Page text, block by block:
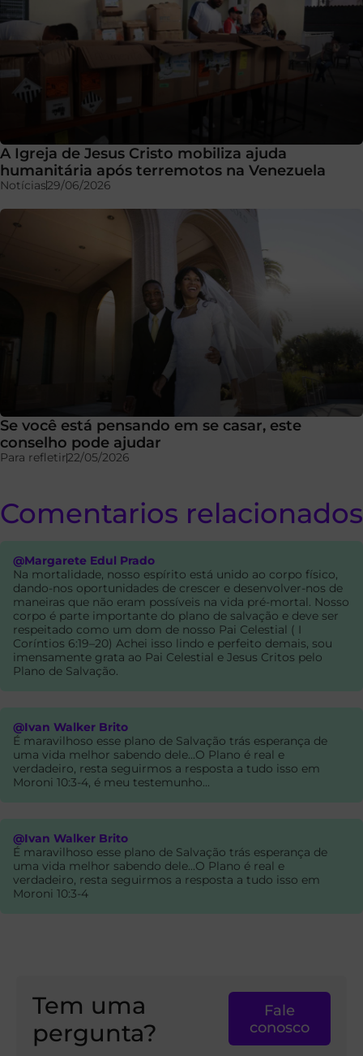
A Igreja de Jesus Cristo mobiliza ajuda
humanitária após terremotos na Venezuela
Notícias29/06/2026
Se você está pensando em se casar, este
conselho pode ajudar
Para refletir22/05/2026
Comentarios relacionados
@Margarete Edul Prado
Na mortalidade, nosso espírito está unido ao corpo físico,
dando-nos oportunidades de crescer e desenvolver-nos de
maneiras que não eram possíveis na vida pré-mortal. Nosso
corpo é parte importante do plano de salvação e deve ser
respeitado como um dom de nosso Pai Celestial ( I
Coríntios 6:19–20) Achei isso lindo e perfeito demais, sou
imensamente grata ao Pai Celestial e Jesus Critos pelo
Plano de Salvação.
@Ivan Walker Brito
É maravilhoso esse plano de Salvação trás esperança de
uma vida melhor sabendo dele...O Plano é real e
verdadeiro, resta seguirmos a resposta a tudo isso em
Moroni 10:3-4, é meu testemunho...
@Ivan Walker Brito
É maravilhoso esse plano de Salvação trás esperança de
uma vida melhor sabendo dele...O Plano é real e
verdadeiro, resta seguirmos a resposta a tudo isso em
Moroni 10:3-4
Tem uma
pergunta?
Fale
conosco